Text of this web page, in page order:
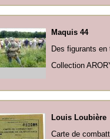
Maquis 44
Des figurants en
Collection
Louis Loubière
Carte de